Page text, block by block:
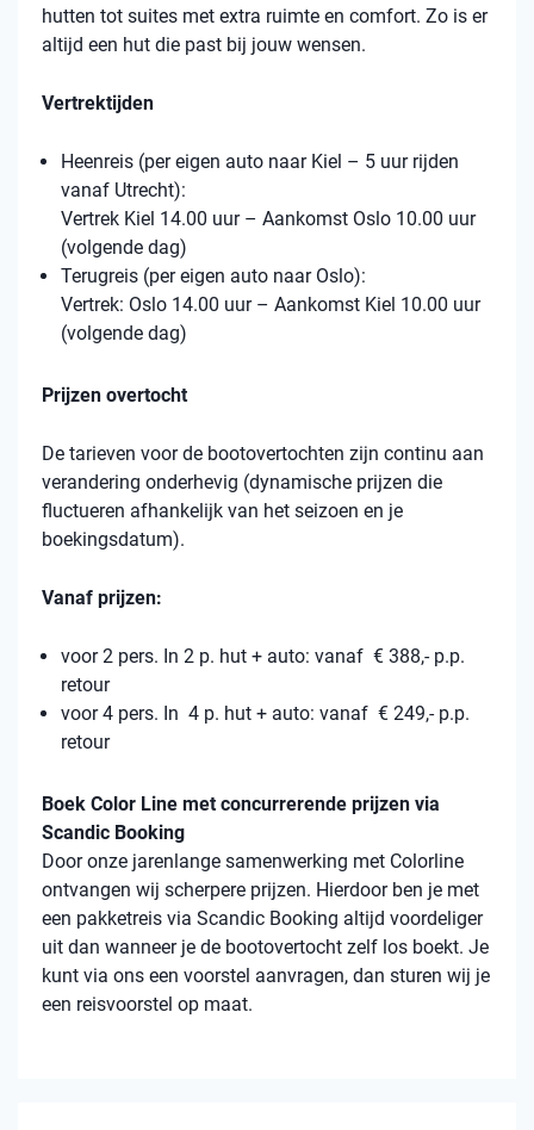
hutten tot suites met extra ruimte en comfort. Zo is er
altijd een hut die past bij jouw wensen.
Vertrektijden
Heenreis (per eigen auto naar Kiel – 5 uur rijden
vanaf Utrecht):
Vertrek Kiel 14.00 uur – Aankomst Oslo 10.00 uur
(volgende dag)
Terugreis (per eigen auto naar Oslo):
Vertrek: Oslo 14.00 uur – Aankomst Kiel 10.00 uur
(volgende dag)
Prijzen overtocht
De tarieven voor de bootovertochten zijn continu aan
verandering onderhevig (dynamische prijzen die
fluctueren afhankelijk van het seizoen en je
boekingsdatum).
Vanaf prijzen:
voor 2 pers. In 2 p. hut + auto: vanaf € 388,- p.p.
retour
voor 4 pers. In 4 p. hut + auto: vanaf € 249,- p.p.
retour
Boek Color Line met concurrerende prijzen via
Scandic Booking
Door onze jarenlange samenwerking met Colorline
ontvangen wij scherpere prijzen. Hierdoor ben je met
een pakketreis via Scandic Booking altijd voordeliger
uit dan wanneer je de bootovertocht zelf los boekt. Je
kunt via ons een voorstel aanvragen, dan sturen wij je
een reisvoorstel op maat.